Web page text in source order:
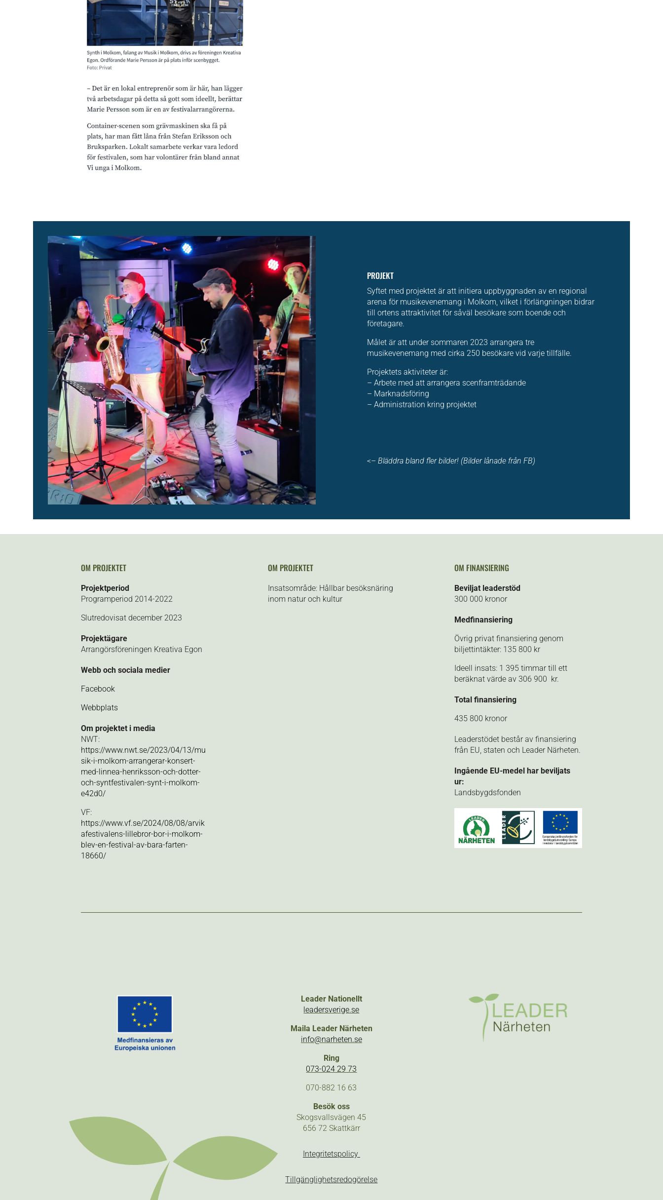
PROJEKT
Syftet med projektet är att initiera uppbyggnaden av en regional
arena för musikevenemang i Molkom, vilket i förlängningen bidrar
till ortens attraktivitet för såväl besökare som boende och
företagare.
Målet är att under sommaren 2023 arrangera tre
musikevenemang med cirka 250 besökare vid varje tillfälle.
Projektets aktiviteter är:
– Arbete med att arrangera scenframträdande
– Marknadsföring
– Administration kring projektet
<– Bläddra bland fler bilder! (Bilder lånade från FB)
OM PROJEKTET
Projektperiod
Programperiod 2014-2022
Slutredovisat december 2023
Projektägare
Arrangörsföreningen Kreativa Egon
Webb och sociala medier
Facebook
Webbplats
Om projektet i media
NWT:
https://www.nwt.se/2023/04/13/mu
sik-i-molkom-arrangerar-konsert-
med-linnea-henriksson-och-dotter-
och-syntfestivalen-synt-i-molkom-
e42d0/
VF:
https://www.vf.se/2024/08/08/arvik
afestivalens-lillebror-bor-i-molkom-
blev-en-festival-av-bara-farten-
18660/
OM PROJEKTET
Insatsområde: Hållbar besöksnäring
inom natur och kultur
OM FINANSIERING
Beviljat leaderstöd
300 000 kronor
Medfinansiering
Övrig privat finansiering genom
biljettintäkter: 135 800 kr
Ideell insats: 1 395 timmar till ett
beräknat värde av 306 900 kr.
Total finansiering
435 800 kronor
Leaderstödet består av finansiering
från EU, staten och Leader Närheten.
Ingående EU-medel har beviljats
ur:
Landsbygdsfonden
Leader Nationellt
leadersverige.se
Maila Leader Närheten
info@narheten.se
Ring
073-024 29 73
070-882 16 63
Besök oss
Skogsvallsvägen 45
656 72 Skattkärr
Integritetspolicy
Tillgänglighetsredogörelse